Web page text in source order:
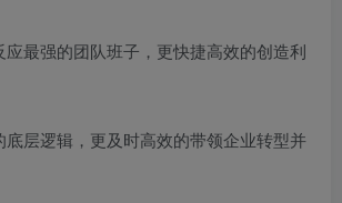
最强的团队班子，更快捷高效的创造利
底层逻辑，更及时高效的带领企业转型并